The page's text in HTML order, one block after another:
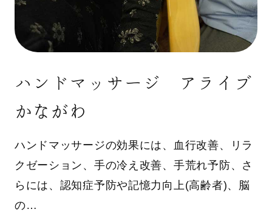
ハンドマッサージ アライブ
かながわ
ハンドマッサージの効果には、血行改善、リラ
クゼーション、手の冷え改善、手荒れ予防、さ
らには、認知症予防や記憶力向上(高齢者)、脳
の…